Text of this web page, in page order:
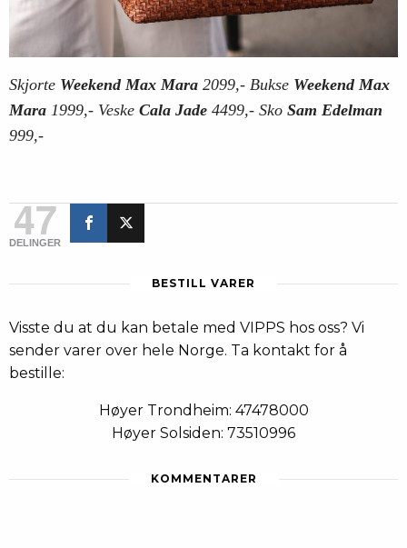
Skjorte Weekend Max Mara 2099,- Bukse Weekend Max
Mara 1999,- Veske Cala Jade 4499,- Sko Sam Edelman
999,-
47
DELINGER
BESTILL VARER
Visste du at du kan betale med VIPPS hos oss? Vi
sender varer over hele Norge. Ta kontakt for å
bestille:
Høyer Trondheim: 47478000
Høyer Solsiden: 73510996
KOMMENTARER